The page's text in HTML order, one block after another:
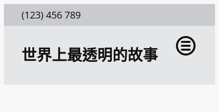
至
(123) 456 789
世界上最透明的故事